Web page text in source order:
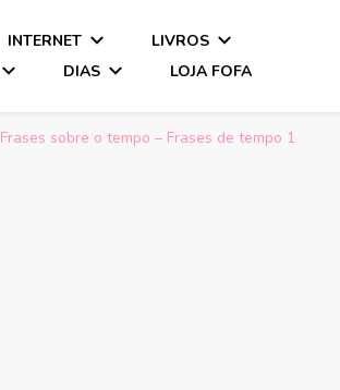
INTERNET
LIVROS
DIAS LOJA FOFA
Frases sobre o tempo – Frases de tempo 1